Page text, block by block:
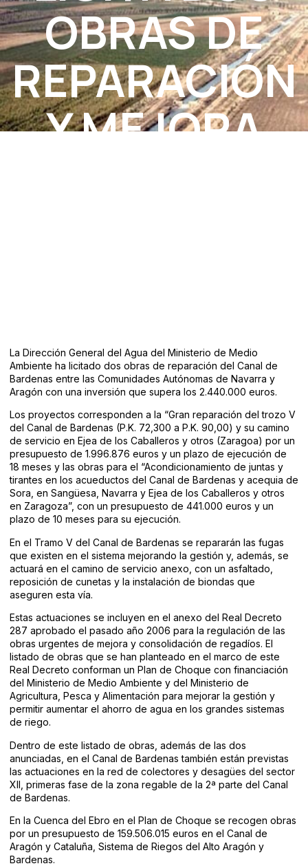
OBRAS DE
REPARACIÓN
Y MEJORA
La Dirección General del Agua del Ministerio de Medio
Ambiente ha licitado dos obras de reparación del Canal de
Bardenas entre las Comunidades Autónomas de Navarra y
Aragón con una inversión que supera los 2.440.000 euros.
Los proyectos corresponden a la “Gran reparación del trozo V
del Canal de Bardenas (P.K. 72,300 a P.K. 90,00) y su camino
de servicio en Ejea de los Caballeros y otros (Zaragoa) por un
presupuesto de 1.996.876 euros y un plazo de ejecución de
18 meses y las obras para el “Acondicionamiento de juntas y
tirantes en los acueductos del Canal de Bardenas y acequia de
Sora, en Sangüesa, Navarra y Ejea de los Caballeros y otros
en Zaragoza”, con un presupuesto de 441.000 euros y un
plazo de 10 meses para su ejecución.
En el Tramo V del Canal de Bardenas se repararán las fugas
que existen en el sistema mejorando la gestión y, además, se
actuará en el camino de servicio anexo, con un asfaltado,
reposición de cunetas y la instalación de biondas que
aseguren esta vía.
Estas actuaciones se incluyen en el anexo del Real Decreto
287 aprobado el pasado año 2006 para la regulación de las
obras urgentes de mejora y consolidación de regadíos. El
listado de obras que se han planteado en el marco de este
Real Decreto conforman un Plan de Choque con financiación
del Ministerio de Medio Ambiente y del Ministerio de
Agricultura, Pesca y Alimentación para mejorar la gestión y
permitir aumentar el ahorro de agua en los grandes sistemas
de riego.
Dentro de este listado de obras, además de las dos
anunciadas, en el Canal de Bardenas también están previstas
las actuaciones en la red de colectores y desagües del sector
XII, primeras fase de la zona regable de la 2ª parte del Canal
de Bardenas.
En la Cuenca del Ebro en el Plan de Choque se recogen obras
por un presupuesto de 159.506.015 euros en el Canal de
Aragón y Cataluña, Sistema de Riegos del Alto Aragón y
Bardenas.